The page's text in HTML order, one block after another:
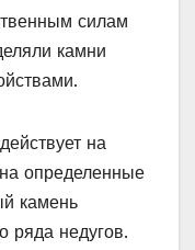
силам
камни
на
определенные
камень
ряда недугов.